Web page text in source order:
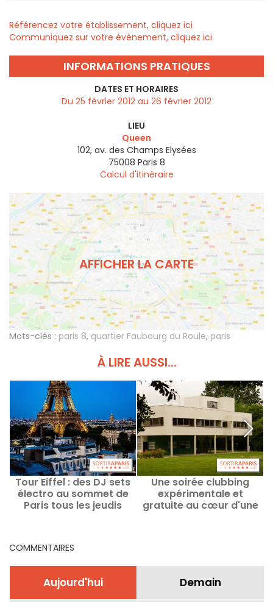
Référencez votre établissement, cliquez ici
Communiquez sur votre évènement, cliquez ici
INFORMATIONS PRATIQUES
DATES ET HORAIRES
Du 25 février 2012 au 26 février 2012
LIEU
Queen
102, av. des Champs Elysées
75008 Paris 8
Calcul d'itinéraire
AFFICHER LA CARTE
Mots-clés : paris 8, quartier Faubourg du Roule, paris
À LIRE AUSSI...
Tour Eiffel : des DJ sets
électro au sommet de
Paris tous les jeudis
Une soirée clubbing
expérimentale et
gratuite au cœur d'une
COMMENTAIRES
Aujourd'hui Demain